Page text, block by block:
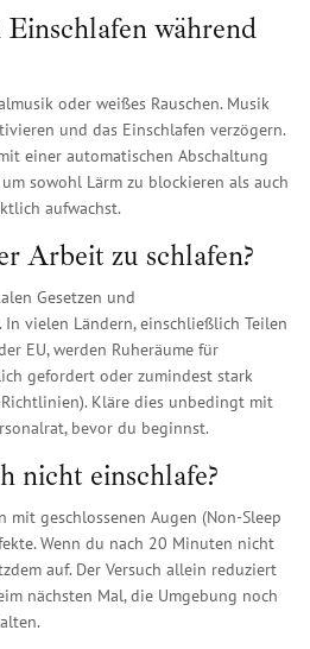
während
oder weißes Rauschen. Musik
und das Einschlafen verzögern.
einer automatischen Abschaltung
sowohl Lärm zu blockieren als auch
aufwachst.
Arbeit zu schlafen?
Gesetzen und
vielen Ländern, einschließlich Teilen
EU, werden Ruheräume für
gefordert oder zumindest stark
Richtlinien). Kläre dies unbedingt mit
bevor du beginnst.
nicht einschlafe?
mit geschlossenen Augen (Non-Sleep
Wenn du nach 20 Minuten nicht
auf. Der Versuch allein reduziert
nächsten Mal, die Umgebung noch